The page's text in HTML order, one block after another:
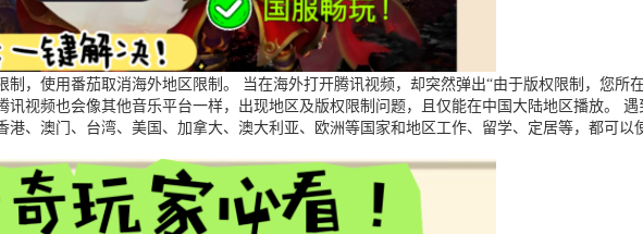
制，使用番茄取消海外地区限制。 当在海外打开腾讯视频，却突然弹出“由于版权限制，您
讯视频也会像其他音乐平台一样，出现地区及版权限制问题，且仅能在中国大陆地区播放。
、澳门、台湾、美国、加拿大、澳大利亚、欧洲等国家和地区工作、留学、定居等，都可以